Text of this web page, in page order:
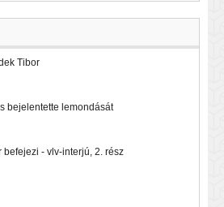
Tibor
bejelentette lemondását
befejezi - vlv-interjú, 2. rész